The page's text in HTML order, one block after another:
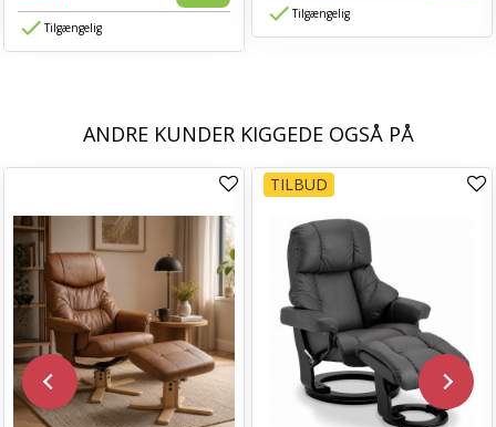
Tilgængelig
Tilgængelig
ANDRE KUNDER KIGGEDE OGSÅ PÅ
TILBUD